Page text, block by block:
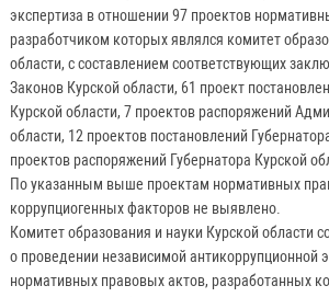
экспертиза в отношении 97 проектов
разработчиком которых являлся комитет
области, с составлением соответствующих
Законов Курской области, 61 проект
Курской области, 7 проектов распоряжений
области, 12 проектов постановлений
проектов распоряжений Губернатора Курской
По указанным выше проектам нормативных
коррупциогенных факторов не выявлено.
Комитет образования и науки Курской области
о проведении независимой антикоррупционной
нормативных правовых актов, разработанных